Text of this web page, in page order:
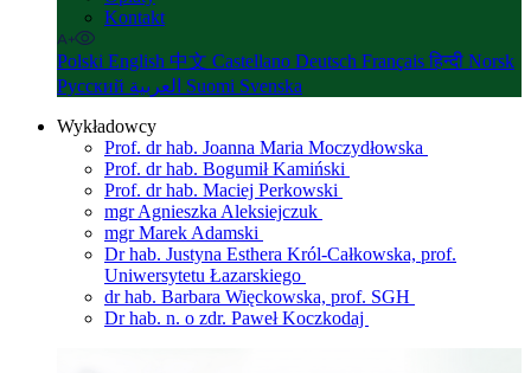
Kontakt
Polski English 中文 Castellano Deutsch Françaisहिन्दी Norsk
Русский
Suomi Svenska
Wykładowcy
Prof. dr hab. Joanna Maria Moczydłowska
Prof. dr hab. Bogumił Kamiński
Prof. dr hab. Maciej Perkowski
mgr Agnieszka Aleksiejczuk
mgr Marek Adamski
Dr hab. Justyna Esthera Król-Całkowska, prof.
Uniwersytetu Łazarskiego
dr hab. Barbara Więckowska, prof. SGH
Dr hab. n. o zdr. Paweł Koczkodaj